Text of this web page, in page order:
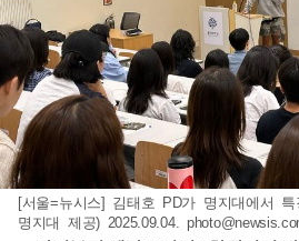
[서울=뉴시스] 김태호 PD가 명지대에서
명지대 제공) 2025.09.04.